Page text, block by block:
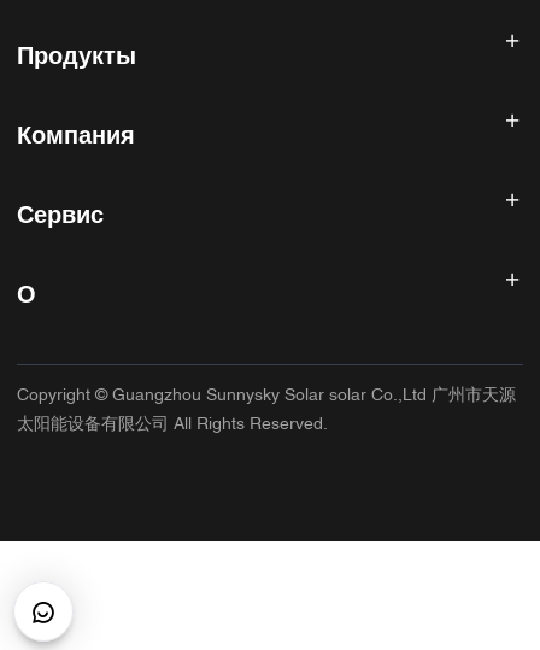
Продукты
Солнечная панель
Солнечная энергетическая система
Контроллер солнечного заряда
Компания
Продукты
О нас
Сервис
Политика возврата
Гарантийная политика
Условия использования
О
Основное приложение
Copyright © Guangzhou Sunnysky Solar solar Co.,Ltd 广州市天源
太阳能设备有限公司 All Rights Reserved.